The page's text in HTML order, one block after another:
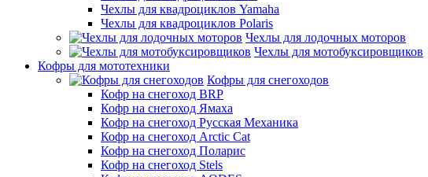
Чехлы для квадроциклов Yamaha
Чехлы для квадроциклов Polaris
Чехлы для лодочных моторов
Чехлы для мотобуксировщиков
Кофры для мототехники
Кофры для снегоходов
Кофр на снегоход BRP
Кофр на снегоход Ямаха
Кофр на снегоход Русская Механика
Кофр на снегоход Arctic Cat
Кофр на снегоход Поларис
Кофр на снегоход Stels